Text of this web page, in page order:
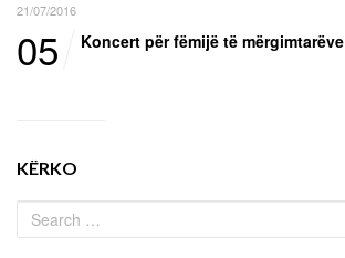
21/07/2016
05 Koncert për fëmijë të mërgimtarëve
KËRKO